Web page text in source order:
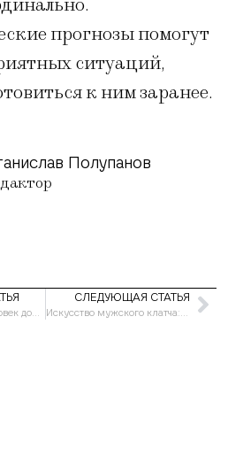
прогнозы помогут
ситуаций,
к ним заранее.
Полупанов
Юрий Башмет: «Человек должен наслаждаться музыкой, а не сидеть зажатый»
СЛЕДУЮЩАЯ СТАТЬЯ
Искусство мужского клатча: практичность и элегантность в одном аксессуаре